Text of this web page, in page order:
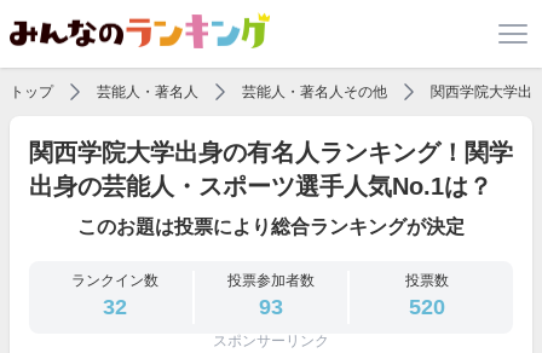
トップ 芸能人・著名人 芸能人・著名人その他 関西学院大学出
関西学院大学出身の有名人ランキング！関学
出身の芸能人・スポーツ選手人気No.1は？
このお題は投票により総合ランキングが決定
ランクイン数
32
投票参加者数
93
投票数
520
スポンサーリンク